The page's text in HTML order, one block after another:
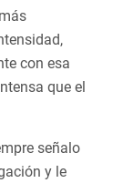
con esa
que el
señalo
y le